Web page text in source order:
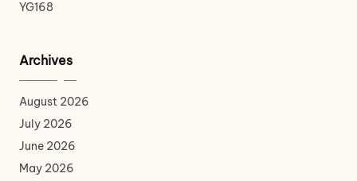
YG168
Archives
August 2026
July 2026
June 2026
May 2026